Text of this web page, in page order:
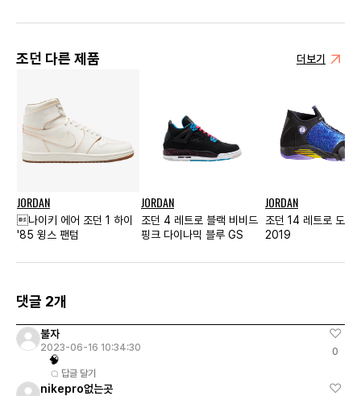
조던 다른 제품 더보기
JORDAN
나이키 에어 조던 1 하이
'85 윙스 팬텀
JORDAN
조던 4 레트로 블랙 비비드
핑크 다이나믹 블루 GS
JORDAN
조던 14 레트로 도언
2019
댓글 2개
불자
2023-06-16 10:34:30
🧠
답글 달기
0
nikepro없는곳